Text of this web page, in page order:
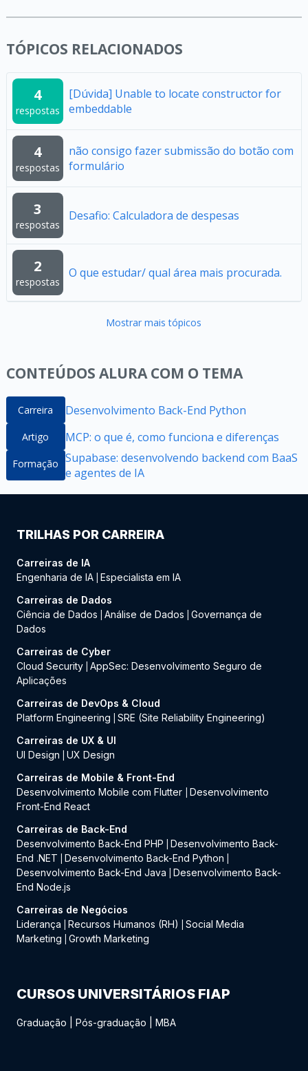
TÓPICOS RELACIONADOS
4
respostas
[Dúvida] Unable to locate constructor for
embeddable
4
respostas
não consigo fazer submissão do botão com
formulário
3
respostas
Desafio: Calculadora de despesas
2
respostas
O que estudar/ qual área mais procurada.
Mostrar mais tópicos
CONTEÚDOS ALURA COM O TEMA
Carreira Desenvolvimento Back-End Python
Artigo MCP: o que é, como funciona e diferenças
Formação Supabase: desenvolvendo backend com BaaS
e agentes de IA
TRILHAS POR CARREIRA
Carreiras de IA
Engenharia de IA Especialista em IA
Carreiras de Dados
Ciência de Dados
Análise de Dados
Governança de
Dados
Carreiras de Cyber
Cloud Security AppSec: Desenvolvimento Seguro de
Aplicações
Carreiras de DevOps & Cloud
Platform Engineering
SRE (Site Reliability Engineering)
Carreiras de UX & UI
UI Design
UX Design
Carreiras de Mobile & Front-End
Desenvolvimento Mobile com Flutter
Desenvolvimento
Front-End React
Carreiras de Back-End
Desenvolvimento Back-End PHP
Desenvolvimento Back-
End .NET
Desenvolvimento Back-End Python
Desenvolvimento Back-End Java
Desenvolvimento Back-
End Node.js
Carreiras de Negócios
Liderança
Recursos Humanos (RH)
Social Media
Marketing
Growth Marketing
CURSOS UNIVERSITÁRIOS FIAP
Graduação Pós-graduação MBA